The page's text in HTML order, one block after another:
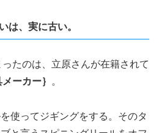
は、実に古い。
たのは、立原さんが在籍されて
ーカー｝ 。
使ってジギングをする。そのタ